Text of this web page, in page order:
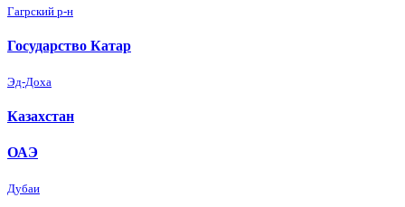
Гагрский р-н
Государство Катар
Эд-Доха
Казахстан
ОАЭ
Дубаи